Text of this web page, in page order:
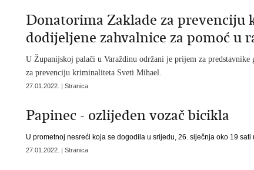
Donatorima Zaklade za
dodijeljene zahvalnice za pomoć u
U Županijskoj palači u Varaždinu održani je prijem za
za prevenciju kriminaliteta Sveti Mihael.
27.01.2022. | Stranica
Papinec - ozlijeđen vozač bicikla
U prometnoj nesreći koja se dogodila u srijedu, 26. siječnja oko 19
27.01.2022. | Stranica